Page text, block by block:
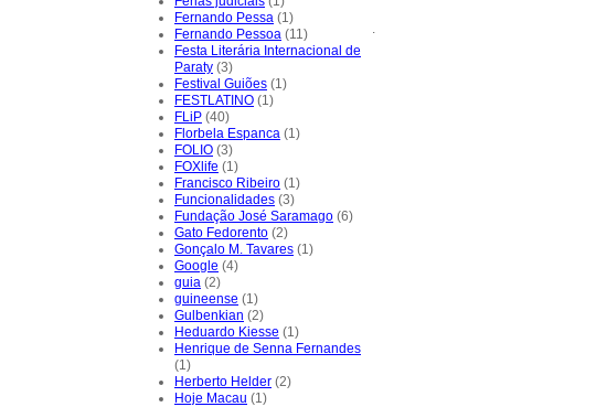
Fernando Pessa (1)
Fernando Pessoa (11)
Festa Literária Internacional de
Paraty (3)
Festival Guiões (1)
FESTLATINO (1)
FLiP (40)
Florbela Espanca (1)
FOLIO (3)
FOXlife (1)
Francisco Ribeiro (1)
Funcionalidades (3)
Fundação José Saramago (6)
Gato Fedorento (2)
Gonçalo M. Tavares (1)
Google (4)
guia (2)
guineense (1)
Gulbenkian (2)
Heduardo Kiesse (1)
Henrique de Senna Fernandes
(1)
Herberto Helder (2)
Hoje Macau (1)
.